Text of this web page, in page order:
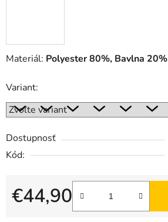
Materiál: Polyester 80%, Bavlna 20%
Variant:
Dostupnosť
Kód:
€44,90
Jednotková cena: